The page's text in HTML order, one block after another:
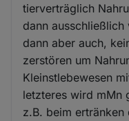
tierverträglich
dann
dann aber auch,
zerstören um
Kleinstlebewesen
letzteres wird mMn
z.B. beim